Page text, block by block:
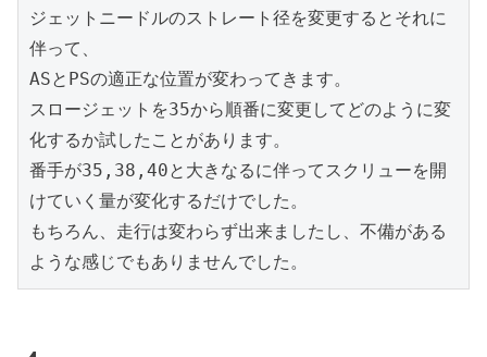
ジェットニードルのストレート径を変更するとそれに
伴って、
ASとPSの適正な位置が変わってきます。
スロージェットを35から順番に変更してどのように変
化するか試したことがあります。
番手が35,38,40と大きなるに伴ってスクリューを開
けていく量が変化するだけでした。
もちろん、走行は変わらず出来ましたし、不備がある
ような感じでもありませんでした。